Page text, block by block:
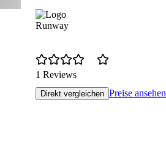
Runway
1 Reviews
Direkt vergleichen Preise ansehen